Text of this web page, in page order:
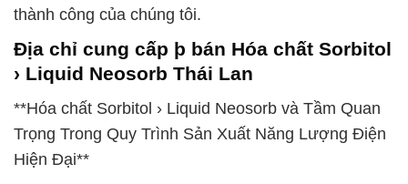
thành công của chúng tôi.
Địa chỉ cung cấp þ bán Hóa chất Sorbitol
› Liquid Neosorb Thái Lan
**Hóa chất Sorbitol › Liquid Neosorb và Tầm Quan
Trọng Trong Quy Trình Sản Xuất Năng Lượng Điện
Hiện Đại**